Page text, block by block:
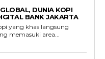
DUNIA KOPI
BANK JAKARTA
yang khas langsung
memasuki area...